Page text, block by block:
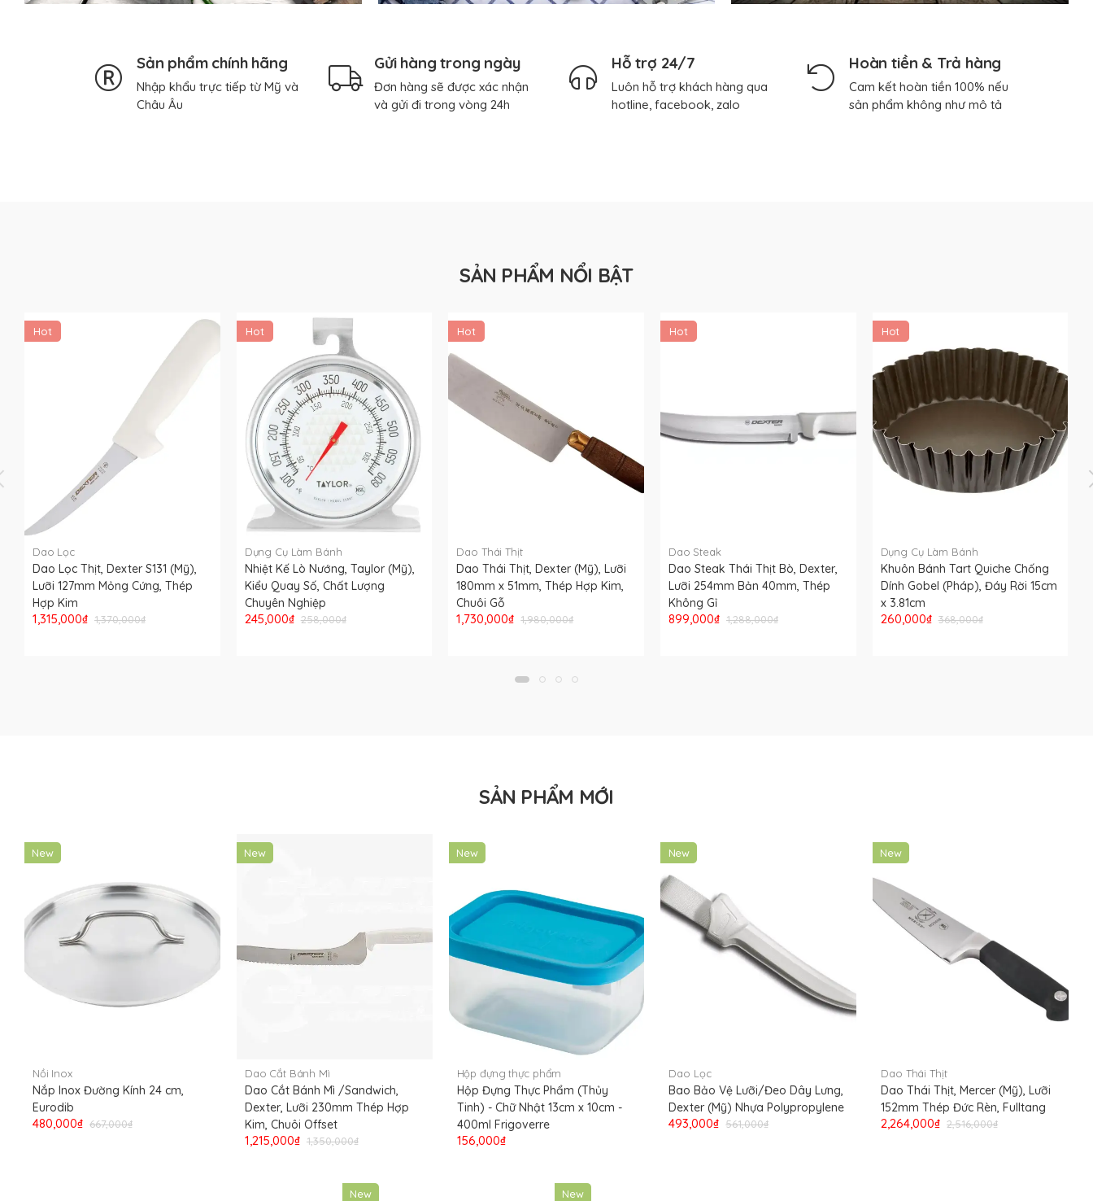
Sản phẩm chính hãng
Nhập khẩu trực tiếp từ Mỹ và
Châu Âu
Gửi hàng trong ngày
Đơn hàng sẽ được xác nhận
và gửi đi trong vòng 24h
Hỗ trợ 24/7
Luôn hỗ trợ khách hàng qua
hotline, facebook, zalo
Hoàn tiền & Trả hàng
Cam kết hoàn tiền 100% nếu
sản phẩm không như mô tả
SẢN PHẨM NỔI BẬT
Hot
Dao Lọc
Dao Lọc Thịt, Dexter S131 (Mỹ),
Lưỡi 127mm Mỏng Cứng, Thép
Hợp Kim
1,315,000₫ 1,370,000₫
Hot
Dụng Cụ Làm Bánh
Nhiệt Kế Lò Nướng, Taylor (Mỹ),
Kiểu Quay Số, Chất Lượng
Chuyên Nghiệp
245,000₫ 258,000₫
Hot
Dao Thái Thịt
Dao Thái Thịt, Dexter (Mỹ), Lưỡi
180mm x 51mm, Thép Hợp Kim,
Chuôi Gỗ
1,730,000₫ 1,980,000₫
Hot
Dao Steak
Dao Steak Thái Thịt Bò, Dexter,
Lưỡi 254mm Bản 40mm, Thép
Không Gỉ
899,000₫ 1,288,000₫
Hot
Dụng Cụ Làm Bánh
Khuôn Bánh Tart Quiche Chống
Dính Gobel (Pháp), Đáy Rời 15cm
x 3.81cm
260,000₫ 368,000₫
SẢN PHẨM MỚI
New
Nồi Inox
Nắp Inox Đường Kính 24 cm,
Eurodib
480,000₫ 667,000₫
New
Dao Cắt Bánh Mì
Dao Cắt Bánh Mì /Sandwich,
Dexter, Lưỡi 230mm Thép Hợp
Kim, Chuôi Offset
1,215,000₫ 1,350,000₫
New
Hộp đựng thực phẩm
Hộp Đựng Thực Phẩm (Thủy
Tinh) - Chữ Nhật 13cm x 10cm -
400ml Frigoverre
156,000₫
New
Dao Lọc
Bao Bảo Vệ Lưỡi/Đeo Dây Lưng,
Dexter (Mỹ) Nhựa Polypropylene
493,000₫ 561,000₫
New
Dao Thái Thịt
Dao Thái Thịt, Mercer (Mỹ), Lưỡi
152mm Thép Đức Rèn, Fulltang
2,264,000₫ 2,516,000₫
New New